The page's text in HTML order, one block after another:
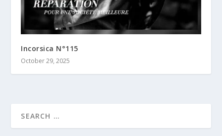
Incorsica N°115
October 29, 2025